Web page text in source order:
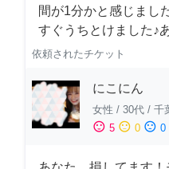
間が1分かと感じまし
すぐうちとけました♪
依頼されたチケット
にこにん
女性 / 30代 / 千
sentiment_satisfied 5 sentiment_neutral 0 sentiment_dissatisfied 0